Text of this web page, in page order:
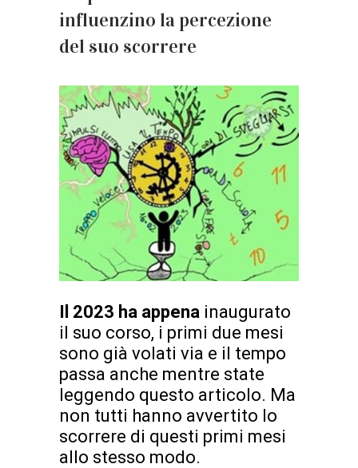
influenzino la percezione
del suo scorrere
Il 2023 ha appena inaugurato
il suo corso, i primi due mesi
sono già volati via e il tempo
passa anche mentre state
leggendo questo articolo. Ma
non tutti hanno avvertito lo
scorrere di questi primi mesi
allo stesso modo.